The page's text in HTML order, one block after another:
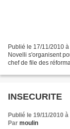
Publié le 17/11/2010
Novelli s'organisent
chef de file des
INSECURITE
Publié le 19/11/2010
Par moulin